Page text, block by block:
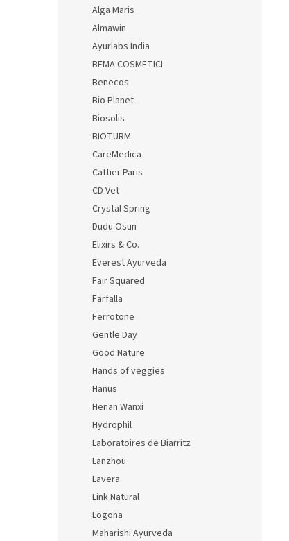
Alga Maris
Almawin
Ayurlabs India
BEMA COSMETICI
Benecos
Bio Planet
Biosolis
BIOTURM
CareMedica
Cattier Paris
CD Vet
Crystal Spring
Dudu Osun
Elixirs & Co.
Everest Ayurveda
Fair Squared
Farfalla
Ferrotone
Gentle Day
Good Nature
Hands of veggies
Hanus
Henan Wanxi
Hydrophil
Laboratoires de Biarritz
Lanzhou
Lavera
Link Natural
Logona
Maharishi Ayurveda